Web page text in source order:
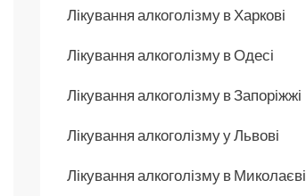
Лікування алкоголізму в Харкові
Лікування алкоголізму в Одесі
Лікування алкоголізму в Запоріжжі
Лікування алкоголізму у Львові
Лікування алкоголізму в Миколаєві